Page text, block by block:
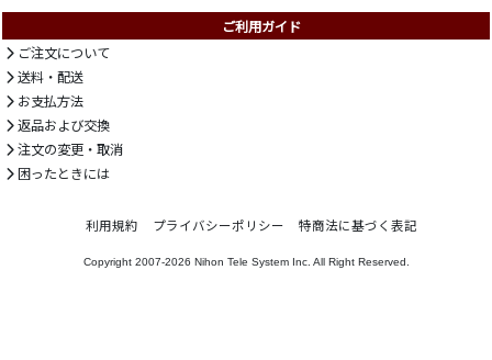
ご利用ガイド
ご注文について
送料・配送
お支払方法
返品および交換
注文の変更・取消
困ったときには
利用規約 プライバシーポリシー 特商法に基づく表記
Copyright 2007-2026 Nihon Tele System Inc. All Right Reserved.